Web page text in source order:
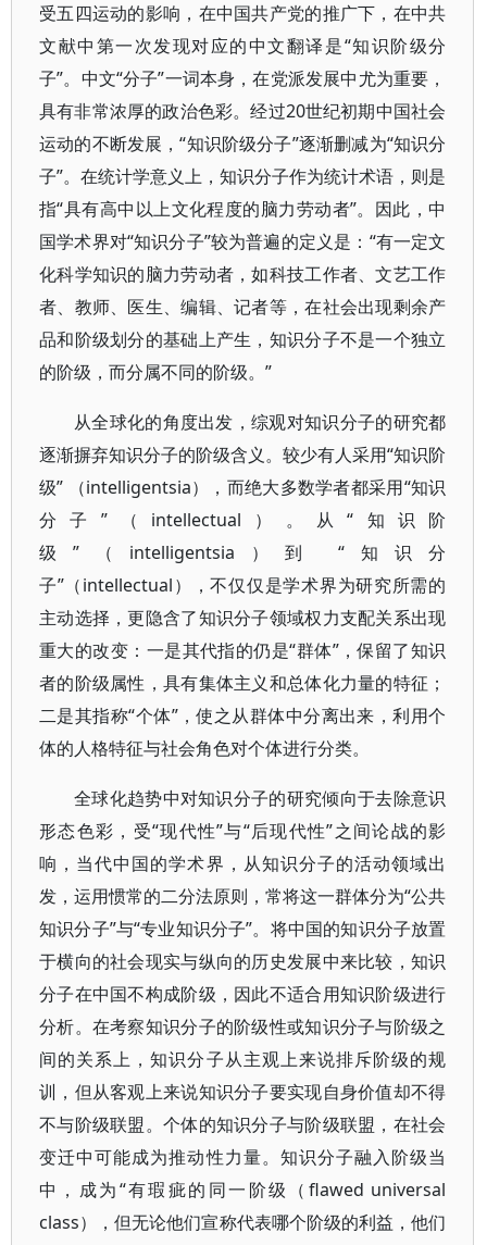
受五四运动的影响，在中国共产党的推广下，在中共
文献中第一次发现对应的中文翻译是“知识阶级分
子”。中文“分子”一词本身，在党派发展中尤为重要，
具有非常浓厚的政治色彩。经过20世纪初期中国社会
运动的不断发展，“知识阶级分子”逐渐删减为“知识分
子”。在统计学意义上，知识分子作为统计术语，则是
指“具有高中以上文化程度的脑力劳动者”。因此，中
国学术界对“知识分子”较为普遍的定义是：“有一定文
化科学知识的脑力劳动者，如科技工作者、文艺工作
者、教师、医生、编辑、记者等，在社会出现剩余产
品和阶级划分的基础上产生，知识分子不是一个独立
的阶级，而分属不同的阶级。”
从全球化的角度出发，综观对知识分子的研究都
逐渐摒弃知识分子的阶级含义。较少有人采用“知识阶
级” （intelligentsia），而绝大多数学者都采用“知识
分子”（intellectual）。从“知识阶
级”（intelligentsia）到 “知识分
子”（intellectual），不仅仅是学术界为研究所需的
主动选择，更隐含了知识分子领域权力支配关系出现
重大的改变：一是其代指的仍是“群体”，保留了知识
者的阶级属性，具有集体主义和总体化力量的特征；
二是其指称“个体”，使之从群体中分离出来，利用个
体的人格特征与社会角色对个体进行分类。
全球化趋势中对知识分子的研究倾向于去除意识
形态色彩，受“现代性”与“后现代性”之间论战的影
响，当代中国的学术界，从知识分子的活动领域出
发，运用惯常的二分法原则，常将这一群体分为“公共
知识分子”与“专业知识分子”。将中国的知识分子放置
于横向的社会现实与纵向的历史发展中来比较，知识
分子在中国不构成阶级，因此不适合用知识阶级进行
分析。在考察知识分子的阶级性或知识分子与阶级之
间的关系上，知识分子从主观上来说排斥阶级的规
训，但从客观上来说知识分子要实现自身价值却不得
不与阶级联盟。个体的知识分子与阶级联盟，在社会
变迁中可能成为推动性力量。知识分子融入阶级当
中，成为“有瑕疵的同一阶级（flawed universal
class），但无论他们宣称代表哪个阶级的利益，他们